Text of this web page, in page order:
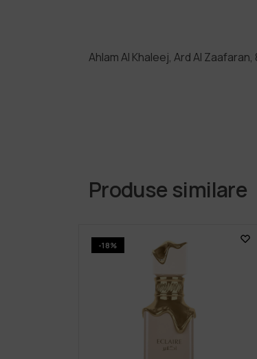
Ahlam Al Khaleej, Ard Al
Produse similare
-18%